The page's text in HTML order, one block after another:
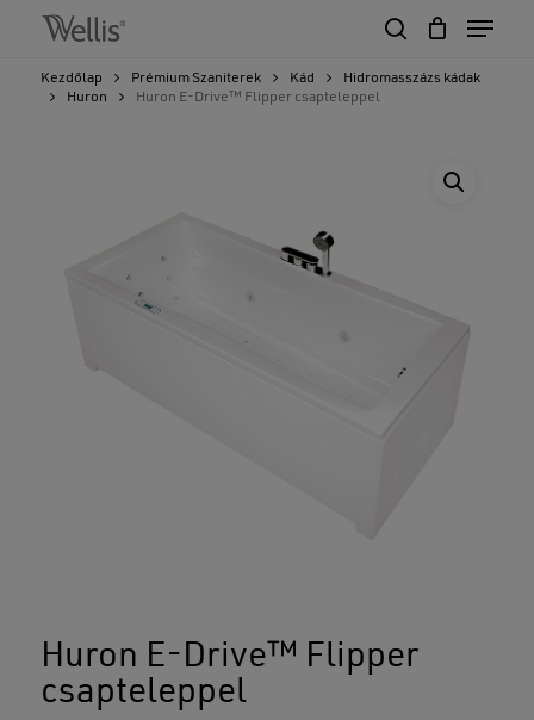
content
Menu
Cart
Kezdőlap Prémium Szaniterek Kád
Hidromasszázs kádak
Huron
Huron E-Drive™ Flipper csapteleppel
Huron E-Drive™ Flipper
csapteleppel
Close